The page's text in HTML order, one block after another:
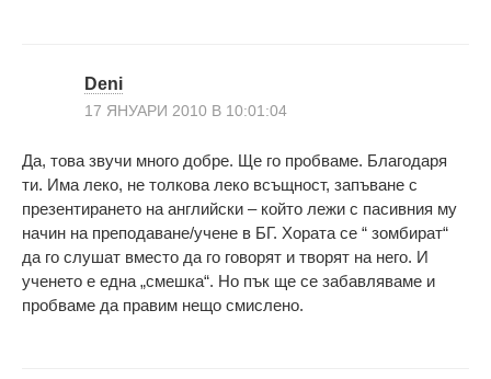
Deni
17 ЯНУАРИ 2010 В 10:01:04
Да, това звучи много добре. Ще го пробваме. Благодаря
ти. Има леко, не толкова леко всъщност, запъване с
презентирането на английски – който лежи с пасивния му
начин на преподаване/учене в БГ. Хората се “ зомбират“
да го слушат вместо да го говорят и творят на него. И
ученето е една „смешка“. Но пък ще се забавляваме и
пробваме да правим нещо смислено.